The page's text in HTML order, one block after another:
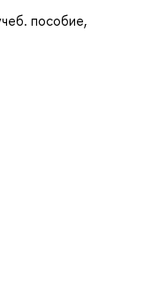
пособие,